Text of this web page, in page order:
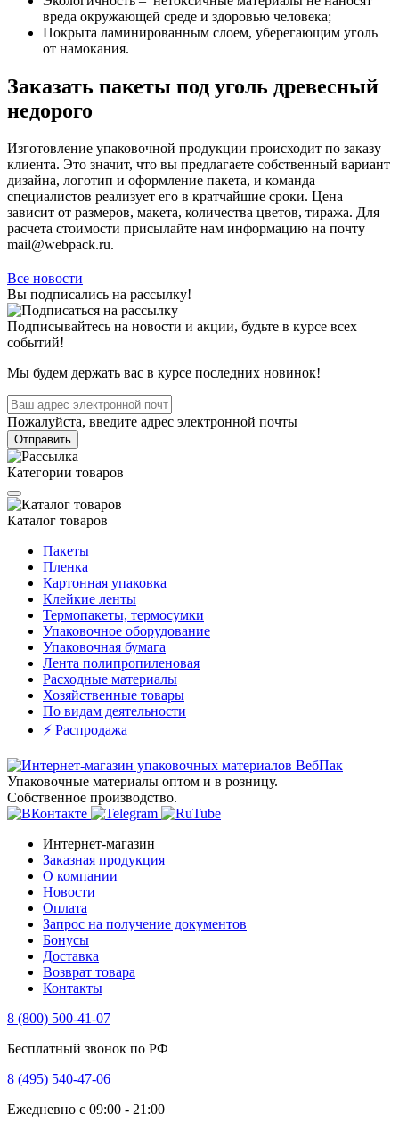
вреда окружающей среде и здоровью человека;
Покрыта ламинированным слоем, уберегающим уголь
от намокания.
Заказать пакеты под уголь древесный
недорого
Изготовление упаковочной продукции происходит по заказу
клиента. Это значит, что вы предлагаете собственный вариант
дизайна, логотип и оформление пакета, и команда
специалистов реализует его в кратчайшие сроки. Цена
зависит от размеров, макета, количества цветов, тиража. Для
расчета стоимости присылайте нам информацию на почту
mail@webpack.ru.
Все новости
Вы подписались на рассылку!
Подписывайтесь на новости и акции, будьте в курсе всех
событий!
Мы будем держать вас в курсе последних новинок!
Пожалуйста, введите адрес электронной почты
Отправить
Категории товаров
Каталог товаров
Пакеты
Пленка
Картонная упаковка
Клейкие ленты
Термопакеты, термосумки
Упаковочное оборудование
Упаковочная бумага
Лента полипропиленовая
Расходные материалы
Хозяйственные товары
По видам деятельности
⚡️ Распродажа
Упаковочные материалы оптом и в розницу.
Собственное производство.
Интернет-магазин
Заказная продукция
О компании
Новости
Оплата
Запрос на получение документов
Бонусы
Доставка
Возврат товара
Контакты
8 (800) 500-41-07
Бесплатный звонок по РФ
8 (495) 540-47-06
Ежедневно с 09:00 - 21:00